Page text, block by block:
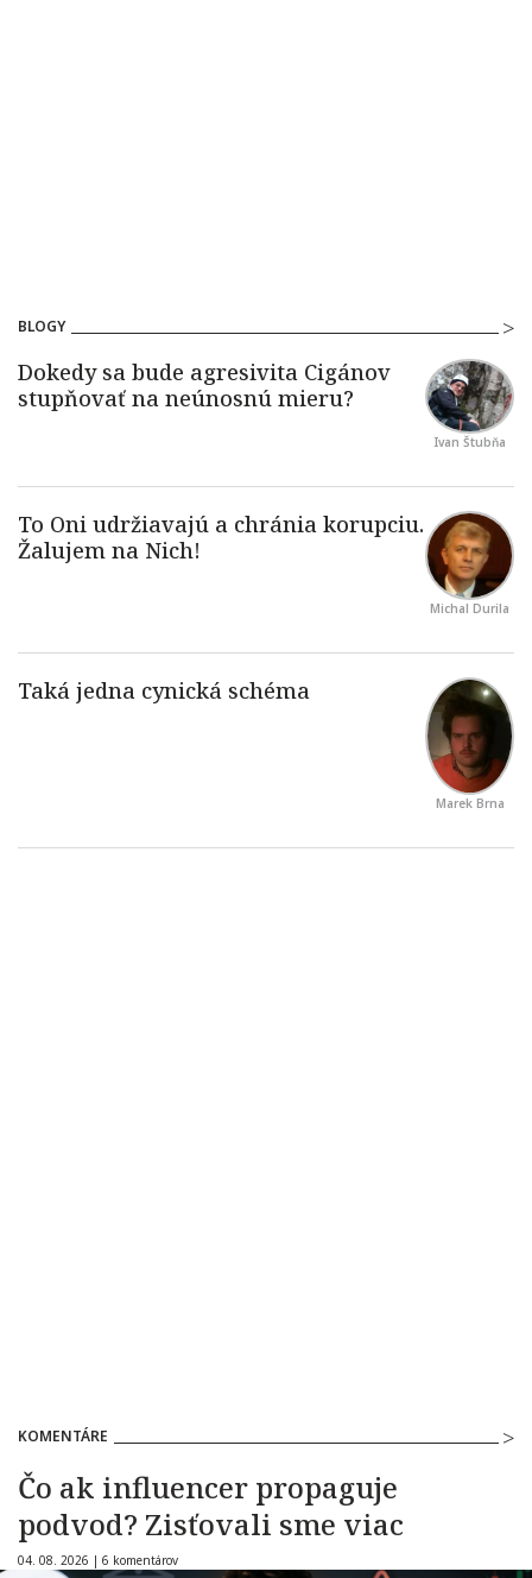
BLOGY
Ivan Štubňa
Michal Durila
Marek Brna
KOMENTÁRE
Čo ak influencer propaguje
podvod? Zisťovali sme viac
04. 08. 2026 | 6 komentárov